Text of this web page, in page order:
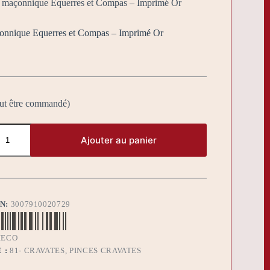
Equerres et Compas – Imprimé Or
Equerres et Compas – Imprimé Or
être commandé)
Ajouter au panier
3007910020729
: 81- CRAVATES, PINCES CRAVATES